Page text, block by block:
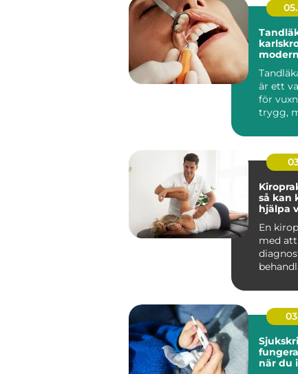
karlskrona
är ett
för
trygg,
så kan
hjälpa
En
med
ner...
när du